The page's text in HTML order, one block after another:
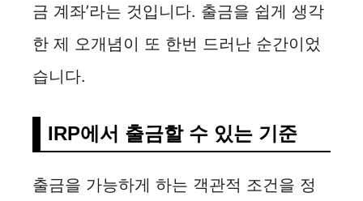
금 계좌’라는 것입니다. 출금을 쉽게 생각
한 제 오개념이 또 한번 드러난 순간이었
습니다.
IRP에서 출금할 수 있는 기준
출금을 가능하게 하는 객관적 조건을 정